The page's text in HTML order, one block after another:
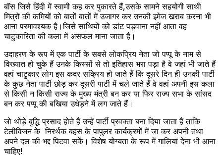
बॉस जिसे हिंदी में स्वामी कह कर पुकारते हैं,उसके सामने सहयोगी साथी
मित्रों की कमियों को बातों बातों में उजागर कर उनकी इमेज खराब करना भी
आना परमावश्यक है।जिसे साथियों को डांट पड़वाना नहीं आता वह
चाटुकारिता की कला में असफल माना जाता है।
उदाहरण के रूप में एक पार्टी के सबसे लोकप्रिय नेता जो पप्पू के नाम से
विख्यात हो चुके हैं उनके किस्सों से तो इतिहास भरा पड़ा है वे जहां भी जाते हैं
वहां चाटुकार लोग इस कदर सक्रिय हो जाते हैं कि दूसरे दिन ही उनकी पार्टी
के कुछ नेता पार्टी छोड़ कर दूसरी पार्टी में चले जाते हैं वे वहां अपनी इस कला
से किसी न किसी राज्य के मुख्य मंत्री बन कर या फिर राज्य सभा के सांसद
बन कर पप्पू की बखिया उधेड़ने में लग जाते हैं।
जो थोड़े बुद्धि प्रसाद होते हैं उन्हें पार्टी प्रवक्ता बना दिया जाता हैं ताकि
टेलीविजन के निरर्थक बहस के पापुलर कार्यक्रमों में जा कर अपनी तथा
अपने दल की भद्द पिटवा सकें। विशेष योग्यता के रूप में गालियां देना भी आना
चाहिए!